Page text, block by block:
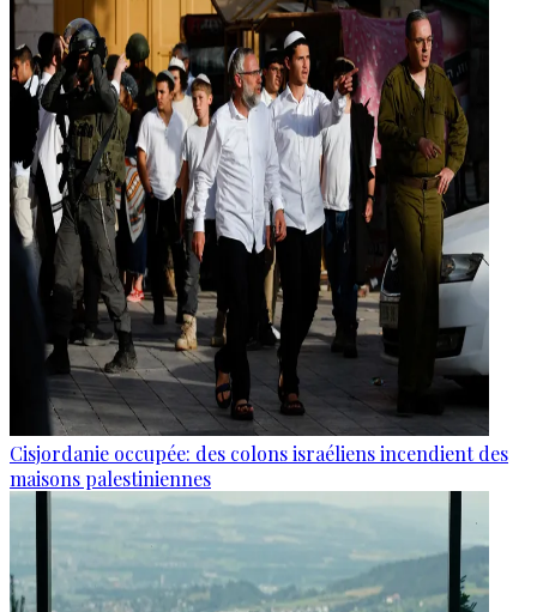
Cisjordanie occupée: des colons israéliens incendient des
maisons palestiniennes